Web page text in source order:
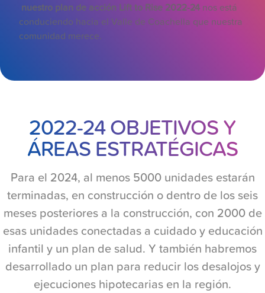
nuestro plan de acción Lift to Rise 2022-24 nos está
conduciendo hacia el Valle de Coachella que nuestra
comunidad merece.
2022-24 OBJETIVOS Y
ÁREAS ESTRATÉGICAS
Para el 2024, al menos 5000 unidades estarán
terminadas, en construcción o dentro de los seis
meses posteriores a la construcción, con 2000 de
esas unidades conectadas a cuidado y educación
infantil y un plan de salud. Y también habremos
desarrollado un plan para reducir los desalojos y
ejecuciones hipotecarias en la región.